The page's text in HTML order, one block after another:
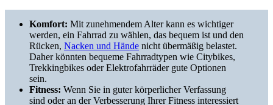
Komfort: Mit zunehmendem Alter kann es wichtiger
werden, ein Fahrrad zu wählen, das bequem ist und den
Rücken, Nacken und Hände nicht übermäßig belastet.
Daher könnten bequeme Fahrradtypen wie Citybikes,
Trekkingbikes oder Elektrofahrräder gute Optionen
sein.
Fitness: Wenn Sie in guter körperlicher Verfassung
sind oder an der Verbesserung Ihrer Fitness interessiert